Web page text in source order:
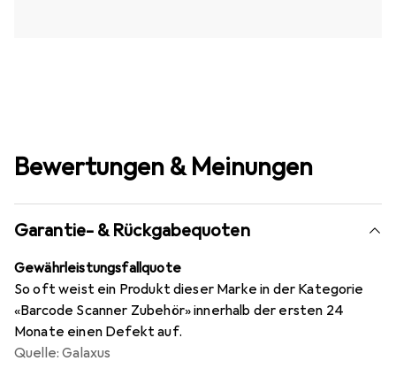
Bewertungen & Meinungen
Garantie- & Rückgabequoten
Gewährleistungsfallquote
So oft weist ein Produkt dieser Marke in der Kategorie
«Barcode Scanner Zubehör» innerhalb der ersten 24
Monate einen Defekt auf.
Quelle: Galaxus